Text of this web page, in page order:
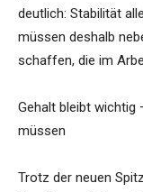
deutlich: Stabilität
müssen deshalb
schaffen, die im
Gehalt bleibt wichtig
müssen
Trotz der neuen